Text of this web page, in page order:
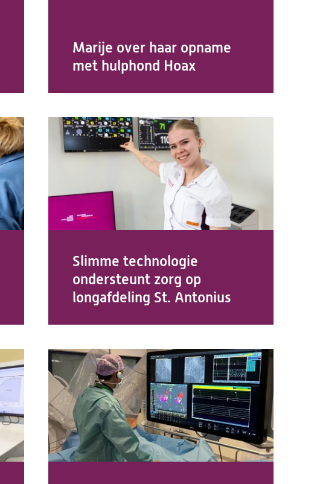
Marije over haar opname
met hulphond Hoax
Slimme technologie
ondersteunt zorg op
longafdeling St. Antonius